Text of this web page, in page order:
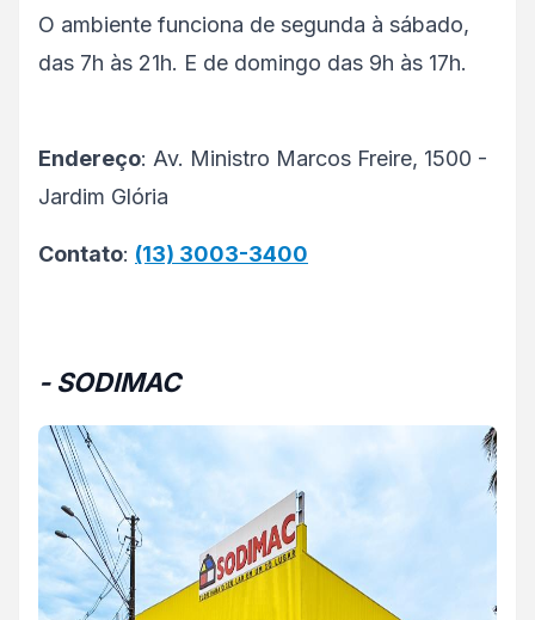
O ambiente funciona de segunda à sábado,
das 7h às 21h. E de domingo das 9h às 17h.
Endereço: Av. Ministro Marcos Freire, 1500 -
Jardim Glória
Contato: (13) 3003-3400
- SODIMAC